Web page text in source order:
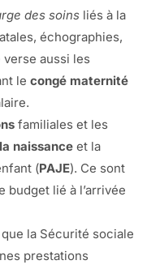
des soins liés à la
échographies,
aussi les
le congé maternité
familiales et les
naissance et la
(PAJE). Ce sont
budget lié à l’arrivée
la Sécurité sociale
prestations